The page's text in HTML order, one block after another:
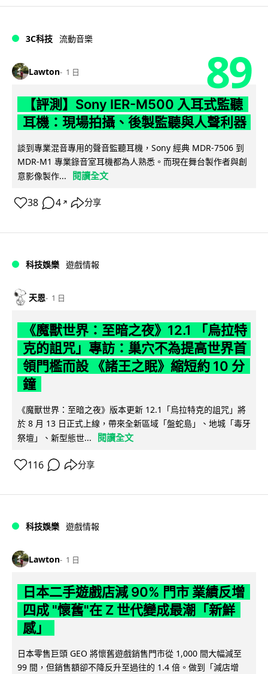
3C科技 流動音樂
Lawton 1 日 89
【評測】Sony IER-M500 入耳式監聽
耳機：現場拍攝、後製監聽與人聲利器
談到專業混音專用的聲音監聽耳機，Sony 經典 MDR-7506 到
MDR-M1 專業錄音室耳機都為人熟悉。而現在舞台製作者與創
意影像製作...
閱讀全文
38 4 ↗ 分享
科技娛樂 遊戲情報
天恩 1 日
《魔獸世界：至暗之夜》12.1 「烏拉特
克的詛咒」專訪：巢穴不為提高世界首
領門檻而設 《諸王之眠》縮短約 10 分
鐘
《魔獸世界：至暗之夜》版本更新 12.1「烏拉特克的詛咒」將
於 8 月 13 日正式上線，帶來全新區域「盤蛇島」、地城「毒牙
祭壇」、新型態世...
閱讀全文
116 分享
科技娛樂 遊戲情報
Lawton 1 日
日本二手遊戲店減 90% 門市 業績反增
四成 "懷舊"在 Z 世代變成最潮「新鮮
感」
日本零售巨頭 GEO 將懷舊遊戲銷售門市從 1,000 間大幅減至
99 間，但銷售額卻不降反升至過往的 1.4 倍。做到「減店增